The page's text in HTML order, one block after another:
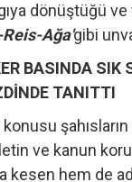
dönüştüğü
Ağa'gibi
BASINDA SIK
TANITTI
konusu
ve kanun
kesen hem de